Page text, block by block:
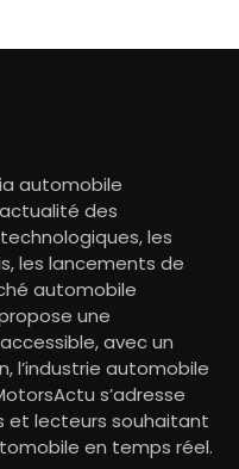
automobile
des
les
les lancements de
automobile
une
avec un
l’industrie automobile
s’adresse
et lecteurs souhaitant
en temps réel.